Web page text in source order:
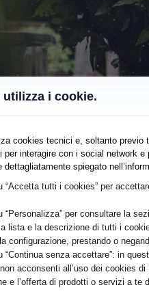
i cookie.
cookies tecnici e, soltanto previo
interagire con i social network
dettagliatamente spiegato
“Accetta tutti i cookies” per
“Personalizza” per consultare la
lista e la descrizione di tutti i
configurazione, prestando o
“Continua senza accettare”: in
acconsenti all’uso dei cookies
e l’offerta di prodotti o servizi a te